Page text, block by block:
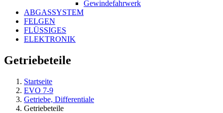
Gewindefahrwerk
ABGASSYSTEM
FELGEN
FLÜSSIGES
ELEKTRONIK
Getriebeteile
Startseite
EVO 7-9
Getriebe, Differentiale
Getriebeteile